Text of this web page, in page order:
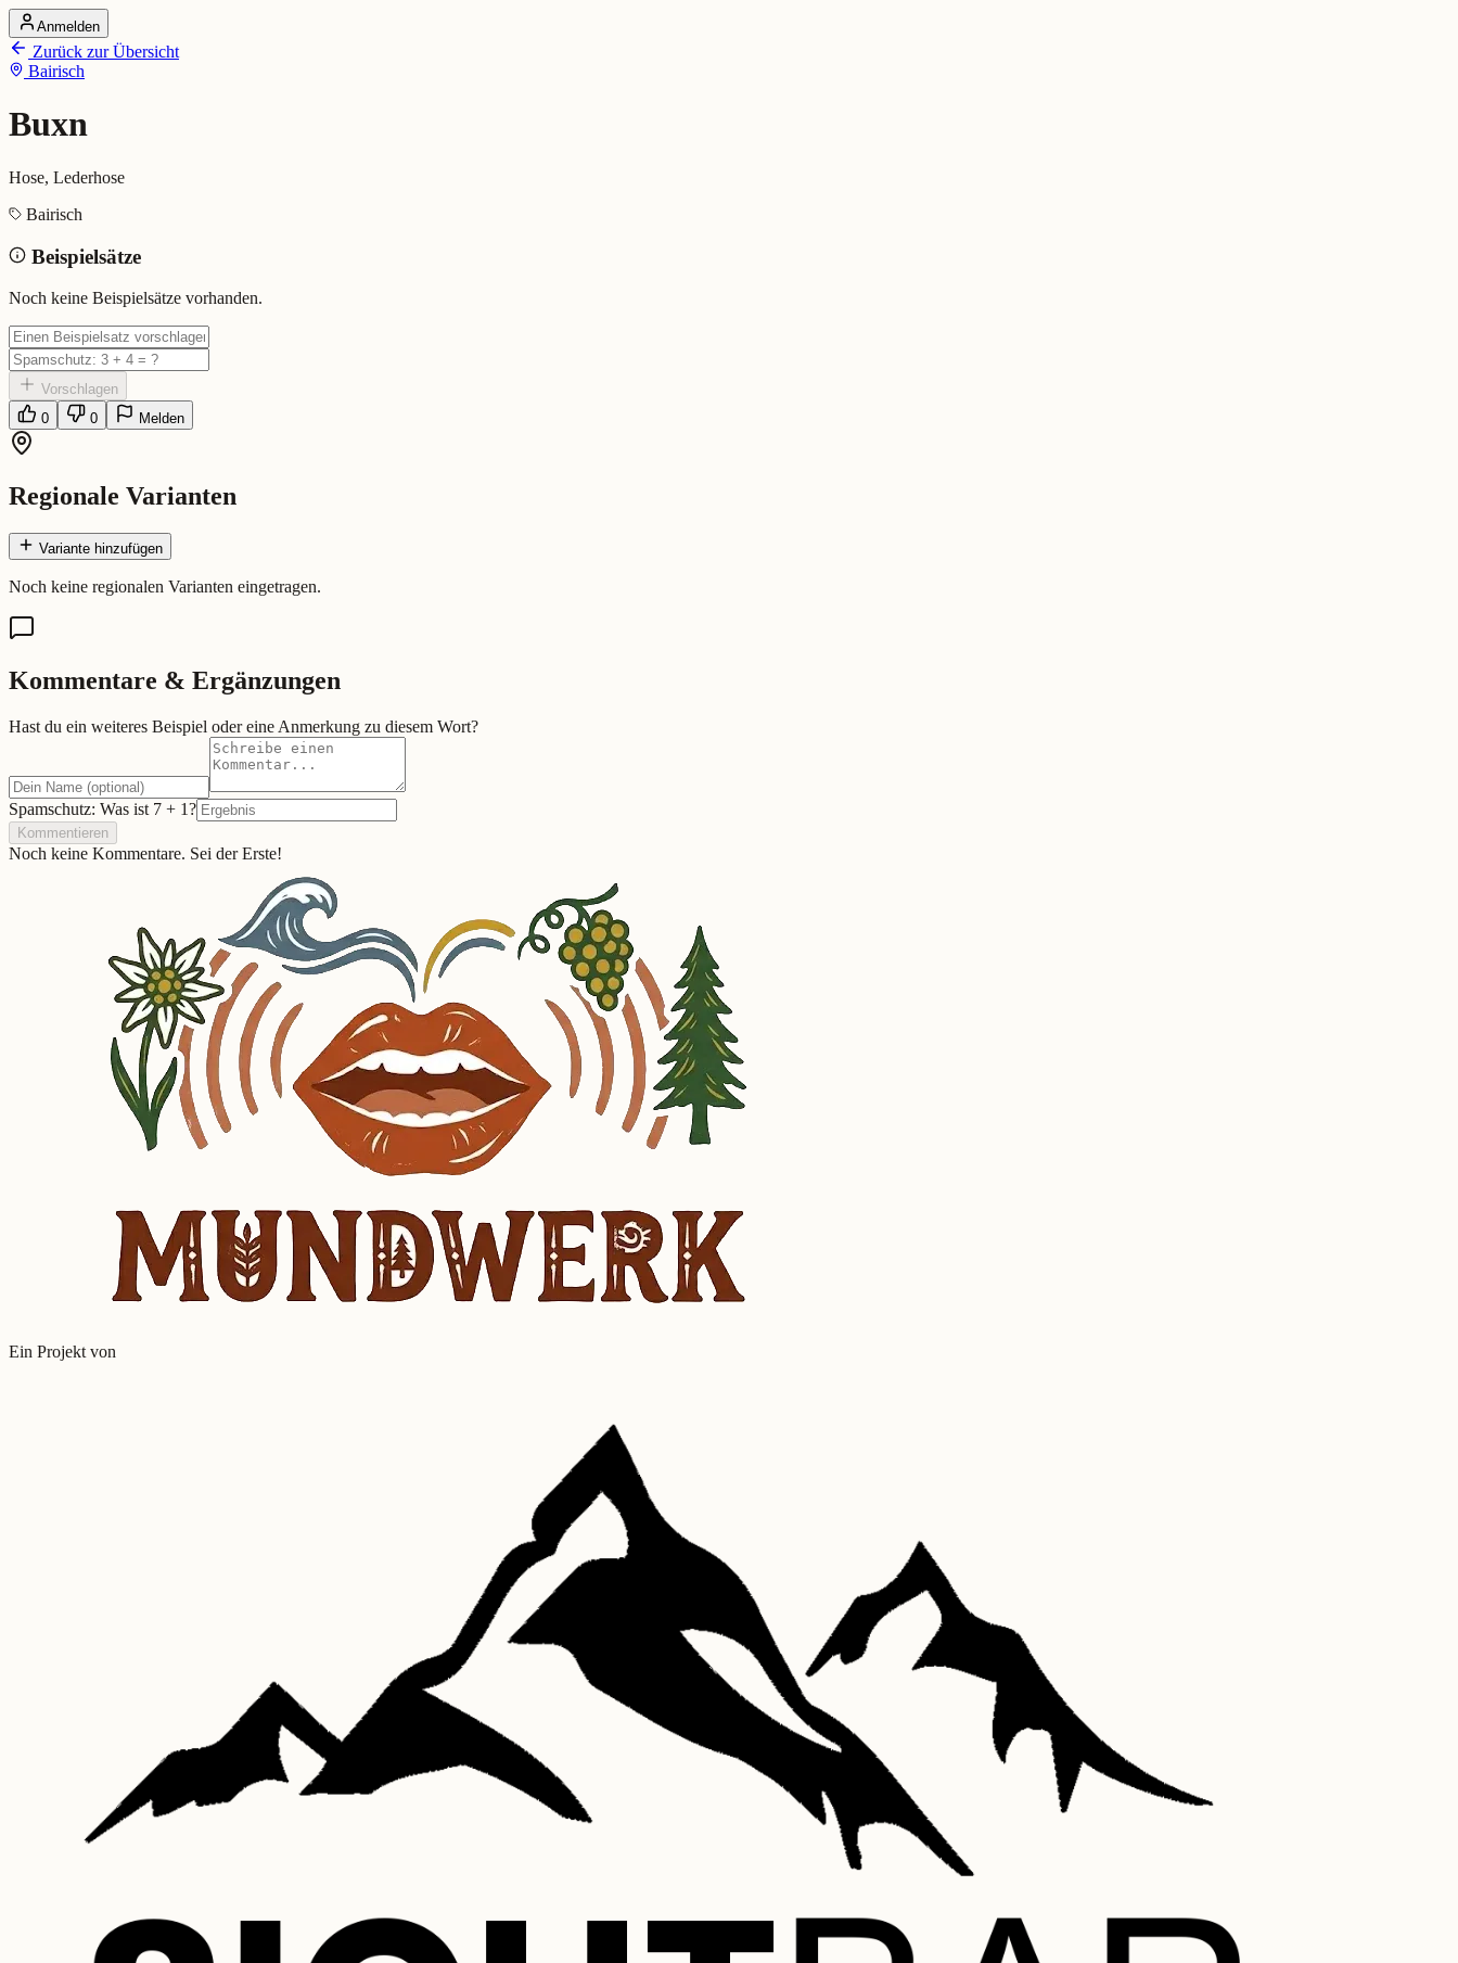
Startseite
Alle Dialekte
Dialekte vergleichen
Ranking
Buxn (Bairisch)
Bedeutung: Hose, Lederhose
Eingereicht von: Mundwerk Team
Anmelden
Zurück zur Übersicht
Bairisch
Buxn
Hose, Lederhose
Bairisch
Beispielsätze
Noch keine Beispielsätze vorhanden.
Vorschlagen
0
0 Melden
Regionale Varianten
Variante hinzufügen
Noch keine regionalen Varianten eingetragen.
Kommentare & Ergänzungen
Hast du ein weiteres Beispiel oder eine Anmerkung zu diesem Wort?
Spamschutz: Was ist 7 + 1?
Kommentieren
Noch keine Kommentare. Sei der Erste!
Ein Projekt von